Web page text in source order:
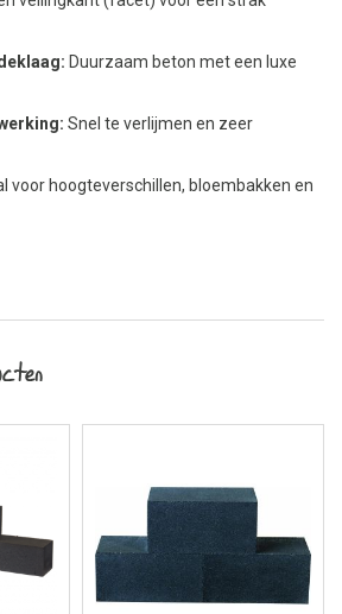
Duurzaam beton met een luxe
Snel te verlijmen en zeer
voor hoogteverschillen, bloembakken en